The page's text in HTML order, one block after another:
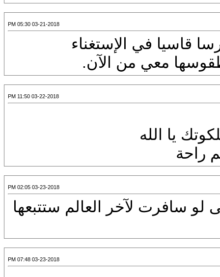
03-21-2018 05:30 PM
قاسيا في الإستغناء
معي من الآن.
03-22-2018 11:50 PM
يا الله
راحة
03-23-2018 02:05 PM
سافرت لآخر العالم ستتبعها
03-23-2018 07:48 PM